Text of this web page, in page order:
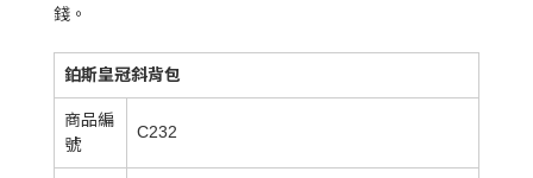
錢。
鉑斯皇冠斜背包
商品編
號
C232